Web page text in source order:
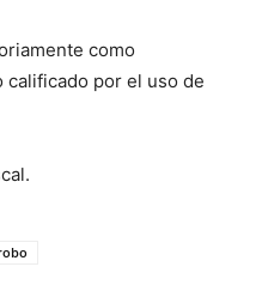
como
por el uso de